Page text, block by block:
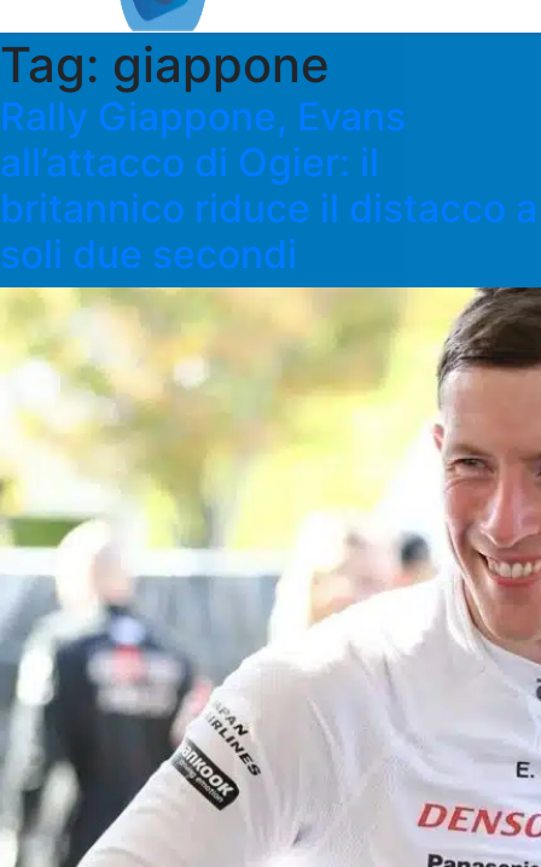
Tag: giappone
Rally Giappone, Evans
all’attacco di Ogier: il
britannico riduce il distacco a
soli due secondi